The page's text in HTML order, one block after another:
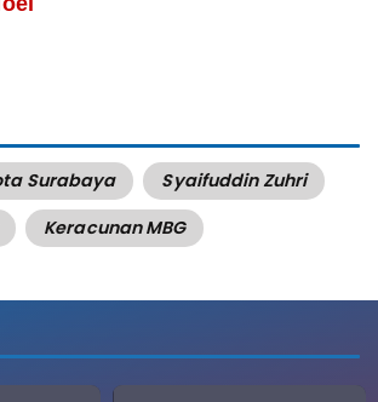
Surabaya
Syaifuddin Zuhri
Keracunan MBG